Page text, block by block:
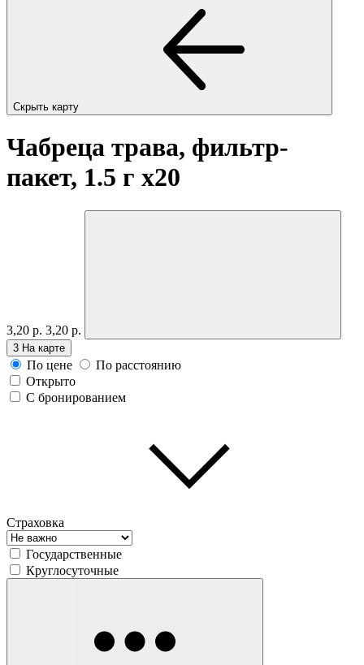
Скрыть карту
Чабреца трава, фильтр-
пакет, 1.5 г x20
3,20 р. 3,20 р.
3 На карте
По цене
По расстоянию
Открыто
С бронированием
Страховка
Государственные
Круглосуточные